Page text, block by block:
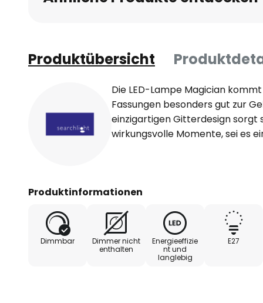
Produktübersicht
Die LED-Lampe Magician
Fassungen besonders gut zur
einzigartigen Gitterdesign sorgt
wirkungsvolle Momente, sei es
Produktinformationen
Dimmbar
Dimmer nicht
enthalten
Energieeffizie
nt und
langlebig
E27